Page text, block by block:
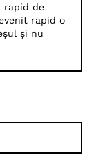
rapid de
rapid o
și nu